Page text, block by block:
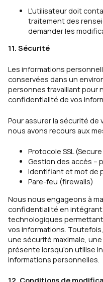
L’utilisateur doit
traitement des
demander les
11. Sécurité
Les informations
conservées dans un
personnes travaillant pour
confidentialité de vos
Pour assurer la sécurité de
nous avons recours aux
Protocole SSL
Gestion des accès –
Identifiant et mot de
Pare-feu (firewalls)
Nous nous engageons à
confidentialité en
technologiques
vos informations.
une sécurité maximale,
présente lorsqu’on utilise
informations personnelles.